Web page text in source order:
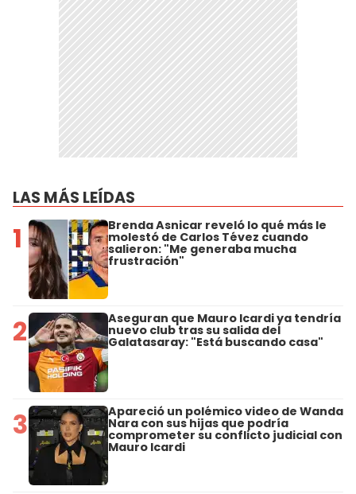
LAS MÁS LEÍDAS
1 Brenda Asnicar reveló lo qué más le
molestó de Carlos Tévez cuando
salieron: "Me generaba mucha
frustración"
2 Aseguran que Mauro Icardi ya tendría
nuevo club tras su salida del
Galatasaray: "Está buscando casa"
3 Apareció un polémico video de Wanda
Nara con sus hijas que podría
comprometer su conflicto judicial con
Mauro Icardi